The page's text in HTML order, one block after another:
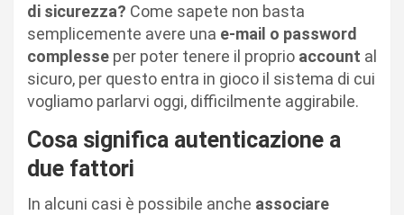
di sicurezza? Come sapete non basta
semplicemente avere una e-mail o password
complesse per poter tenere il proprio account al
sicuro, per questo entra in gioco il sistema di cui
vogliamo parlarvi oggi, difficilmente aggirabile.
Cosa significa autenticazione a
due fattori
In alcuni casi è possibile anche associare